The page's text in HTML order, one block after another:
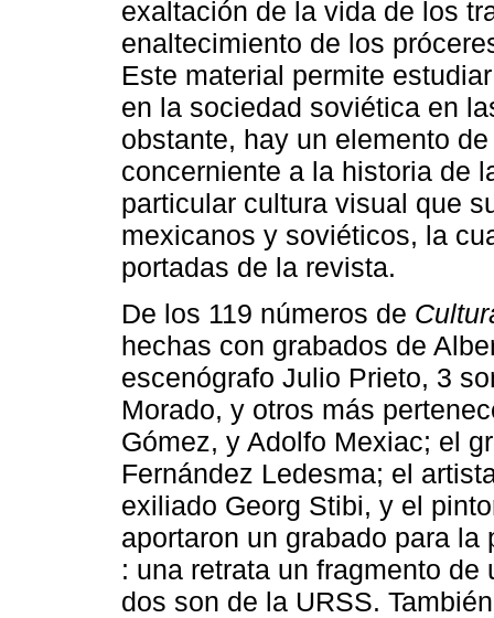
exaltación de la vida de los
enaltecimiento de los
Este material permite
en la sociedad soviética en
obstante, hay un elemento
concerniente a la historia de
particular cultura visual que
mexicanos y soviéticos, la
portadas de la revista.
De los 119 números de
hechas con grabados de
escenógrafo Julio Prieto, 3
Morado, y otros más
Gómez, y Adolfo Mexiac; el
Fernández Ledesma; el
exiliado Georg Stibi, y el
aportaron un grabado para
: una retrata un fragmento
dos son de la URSS.